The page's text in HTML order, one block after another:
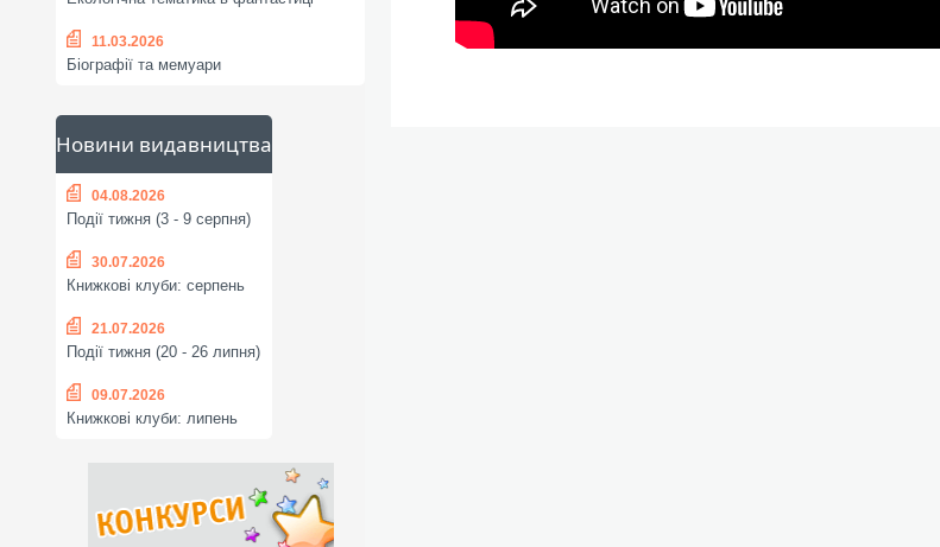
11.03.2026
Біографії та мемуари
Новини видавництва
04.08.2026
Події тижня (3 - 9 серпня)
30.07.2026
Книжкові клуби: серпень
21.07.2026
Події тижня (20 - 26 липня)
09.07.2026
Книжкові клуби: липень